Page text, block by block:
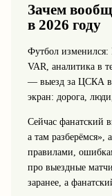
Зачем
в 2026 году
Футбол изменился:
VAR, аналитика в
— выезд за ЦСКА
экран: дорога,
Сейчас фанатский
а там разберёмся»,
правилами,
про выездные
заранее, а